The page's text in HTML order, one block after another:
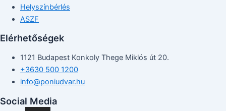
Helyszínbérlés
ASZF
Elérhetőségek
1121 Budapest Konkoly Thege Miklós út 20.
+3630 500 1200
info@poniudvar.hu
Social Media